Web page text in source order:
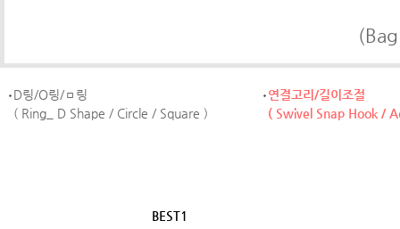
D링/O링/ㅁ링
( Ring_ D Shape / Circle / Square )
연결고리/길이조절
( Swivel Snap Hook /
BEST1